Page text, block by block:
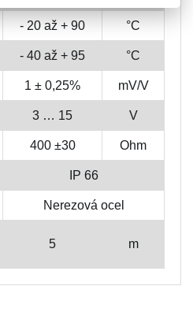
- 20 až + 90 °C
- 40 až + 95 °C
1 ± 0,25% mV/V
3 … 15 V
400 ±30 Ohm
IP 66
Nerezová ocel
5 m